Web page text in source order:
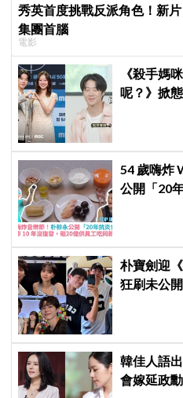
秀英首度挑戰反派角色！新
集團首腦
電影
《殺手媽
呢？》掀
54 歲嗨炸
公開「20
朴寶劍迎
狂刷未公
韓佳人語
會嫁延政